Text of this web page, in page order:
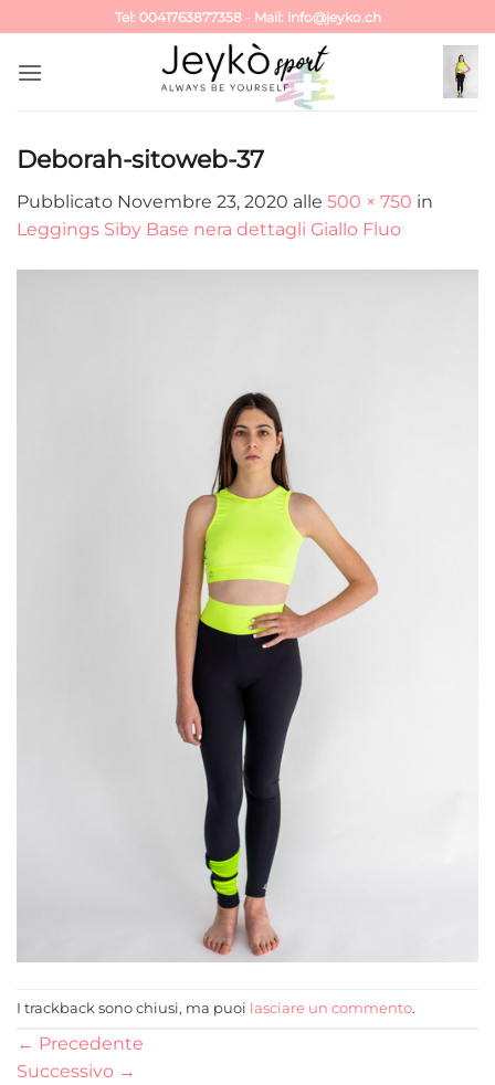
ai
contenuti
Tel: 0041763877358- Mail: info@jeyko.ch
Deborah-sitoweb-37
Pubblicato Novembre 23, 2020 alle 500 × 750 in
Leggings Siby Base nera dettagli Giallo Fluo
I trackback sono chiusi, ma puoi lasciare un commento.
← Precedente
Successivo →